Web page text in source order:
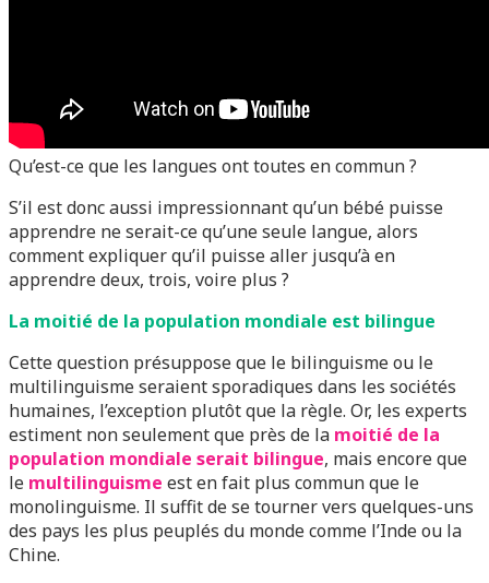
Qu’est-ce que les langues ont toutes en commun ?
S’il est donc aussi impressionnant qu’un bébé puisse
apprendre ne serait-ce qu’une seule langue, alors
comment expliquer qu’il puisse aller jusqu’à en
apprendre deux, trois, voire plus ?
La moitié de la population mondiale est bilingue
Cette question présuppose que le bilinguisme ou le
multilinguisme seraient sporadiques dans les sociétés
humaines, l’exception plutôt que la règle. Or, les experts
estiment non seulement que près de la moitié de la
population mondiale serait bilingue, mais encore que
le multilinguisme est en fait plus commun que le
monolinguisme. Il suffit de se tourner vers quelques-uns
des pays les plus peuplés du monde comme l’Inde ou la
Chine.